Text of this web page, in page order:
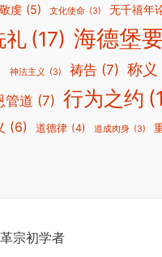
敬虔 (5) 文化使命 (3) 无千禧年
礼 (17) 海德堡
神法主义 (3) 祷告 (7) 称义
管道 (7) 行为之约
(6) 道德律 (4) 道成肉身 (3)
宗初学者